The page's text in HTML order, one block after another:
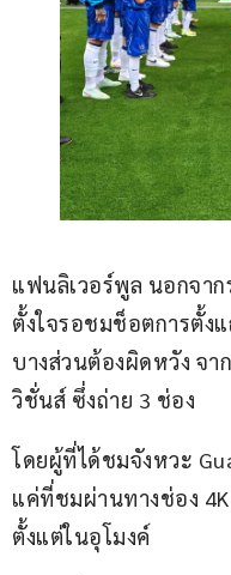
แฟนลิเวอร์พูล นอกจา
ตั้งใจรอชมช็อตการตั้ง
บางส่วนต้องผิดหวัง จา
วิชั่นส์ ซึ่งถ่าย 3 ช่อง
โดยผู้ที่ได้ชมจังหวะ
แค่ที่ชมผ่านทางช่อง
ตั้งแต่ในอุโมงค์